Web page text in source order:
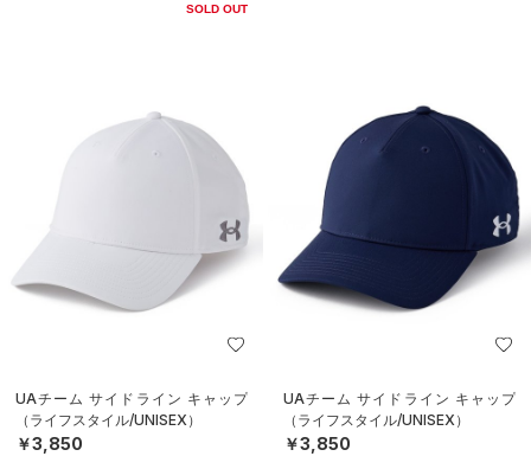
SOLD OUT
UAチーム サイドライン キャップ
（ライフスタイル/UNISEX）
￥3,850
UAチーム サイドライン キャップ
（ライフスタイル/UNISEX）
￥3,850